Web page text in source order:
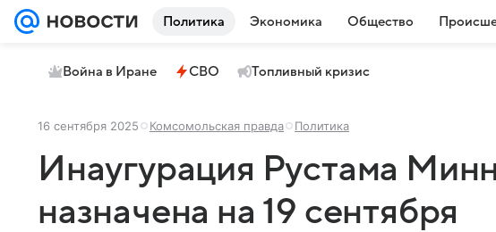
Политика Экономика Общество
Война в Иране СВО Топливный кризис
16 сентября 2025 Комсомольская правда Политика
Инаугурация Рустама
назначена на 19 сентября